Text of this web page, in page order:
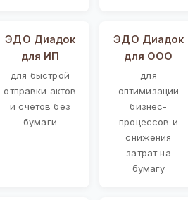
ЭДО Диадок
для ИП
для быстрой
отправки актов
и счетов без
бумаги
ЭДО Диадок
для ООО
для
оптимизации
бизнес-
процессов и
снижения
затрат на
бумагу